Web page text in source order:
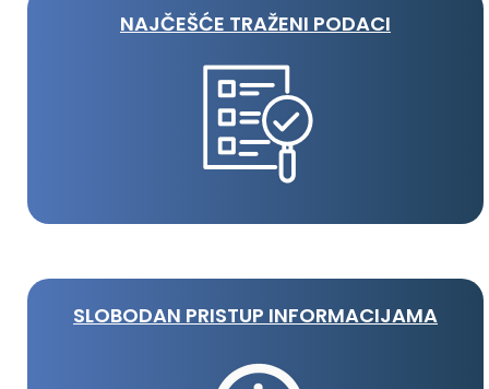
NAJČEŠĆE TRAŽENI PODACI
SLOBODAN PRISTUP INFORMACIJAMA